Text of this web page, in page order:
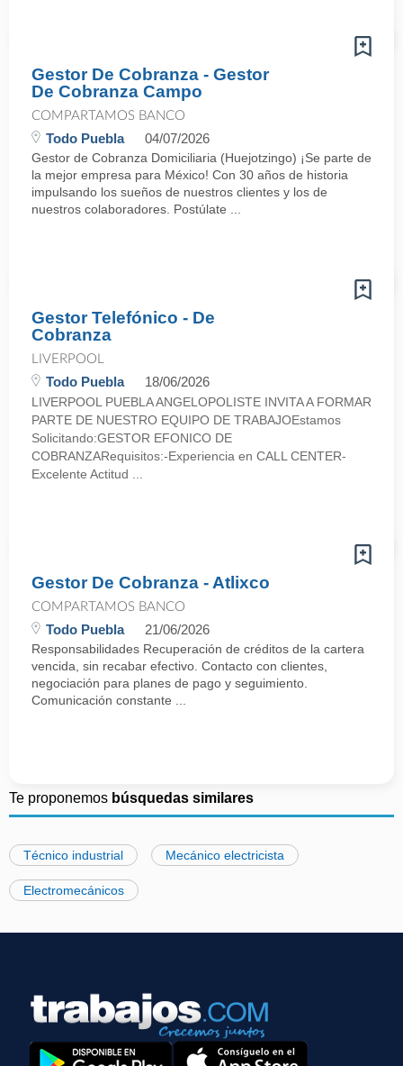
Gestor De Cobranza - Gestor
De Cobranza Campo
COMPARTAMOS BANCO
Todo Puebla 04/07/2026
Gestor de Cobranza Domiciliaria (Huejotzingo) ¡Se parte de
la mejor empresa para México! Con 30 años de historia
impulsando los sueños de nuestros clientes y los de
nuestros colaboradores. Postúlate ...
Gestor Telefónico - De
Cobranza
LIVERPOOL
Todo Puebla 18/06/2026
LIVERPOOL PUEBLA ANGELOPOLISTE INVITA A FORMAR
PARTE DE NUESTRO EQUIPO DE TRABAJOEstamos
Solicitando:GESTOR EFONICO DE
COBRANZARequisitos:-Experiencia en CALL CENTER-
Excelente Actitud ...
Gestor De Cobranza - Atlixco
COMPARTAMOS BANCO
Todo Puebla 21/06/2026
Responsabilidades Recuperación de créditos de la cartera
vencida, sin recabar efectivo. Contacto con clientes,
negociación para planes de pago y seguimiento.
Comunicación constante ...
Te proponemos búsquedas similares
Técnico industrial Mecánico electricista
Electromecánicos